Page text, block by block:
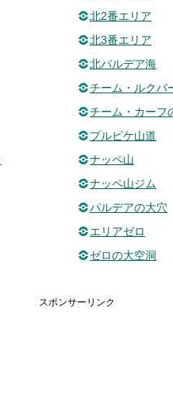
北2番エリア
北3番エリア
北パルデア海
チーム・ルクバ
チーム・カーフ
プルピケ山道
ナッペ山
ナッペ山ジム
パルデアの大穴
エリアゼロ
ゼロの大空洞
スポンサーリンク